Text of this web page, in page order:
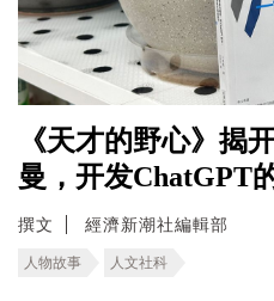
《天才的野心》揭
曼，开发ChatGPT
撰文 經濟新潮社編輯部
人物故事 人文社科